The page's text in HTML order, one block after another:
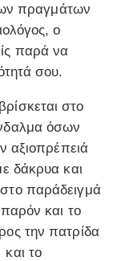
πραγμάτων
ο
παρά να
σου.
στο
όσων
αξιοπρέπειά
δάκρυα και
παράδειγμά
και το
την πατρίδα
το